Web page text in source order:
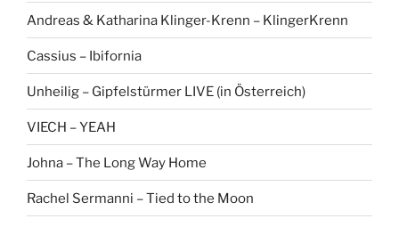
Andreas & Katharina Klinger-Krenn – KlingerKrenn
Cassius – Ibifornia
Unheilig – Gipfelstürmer LIVE (in Österreich)
VIECH – YEAH
Johna – The Long Way Home
Rachel Sermanni – Tied to the Moon